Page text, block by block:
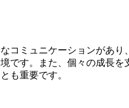
コミュニケーションがあり
です。また、個々の成長を
も重要です。